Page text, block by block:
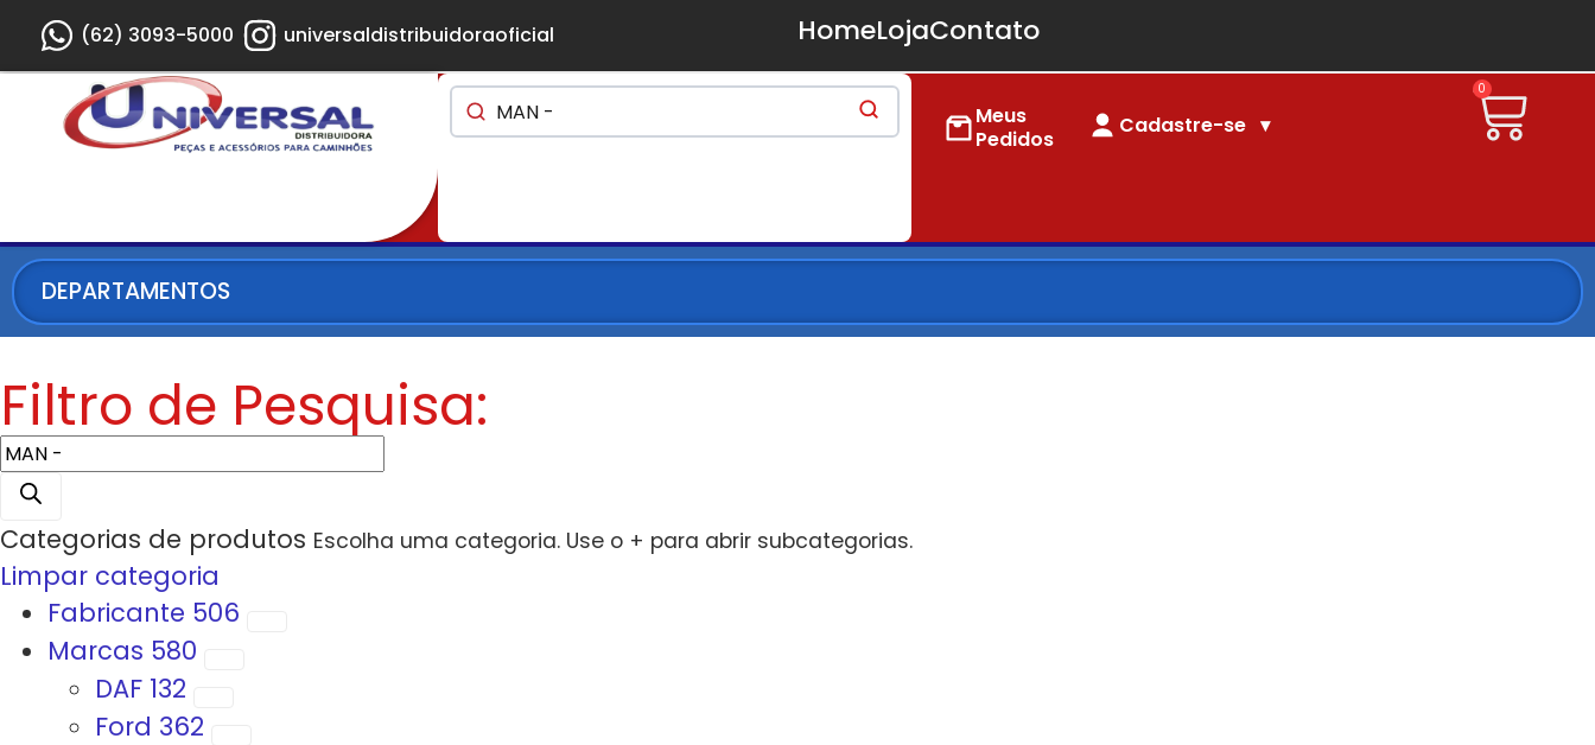
(62) 3093-5000 universaldistribuidoraoficial HomeLojaContato
Meus
Pedidos
Cadastre-se
0
DEPARTAMENTOS
Filtro de Pesquisa:
Categorias de produtos Escolha uma categoria. Use o + para abrir subcategorias.
Limpar categoria
Fabricante 506
Marcas 580
DAF 132
Ford 362